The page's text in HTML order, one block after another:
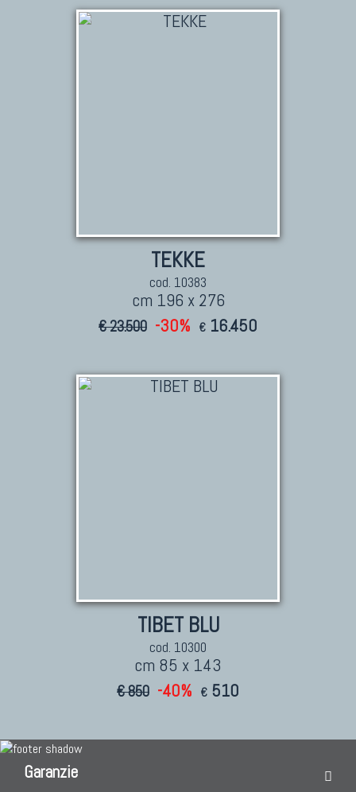
TEKKE
cod. 10383
cm 196 x 276
€ 23.500 -30% € 16.450
TIBET BLU
cod. 10300
cm 85 x 143
€ 850 -40% € 510
Garanzie